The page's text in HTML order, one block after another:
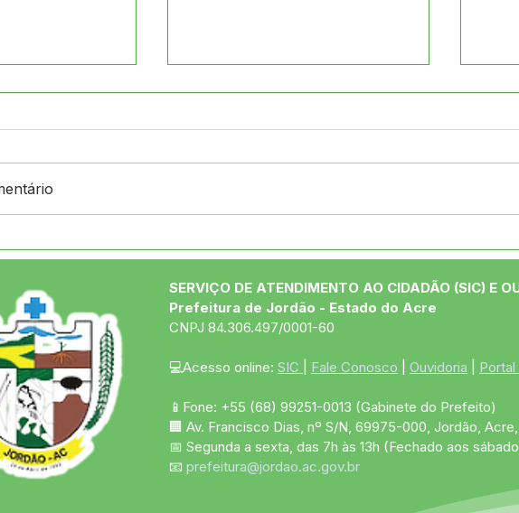
famílias
para o
em Brasília, deputada
visita Jordão para alocar
recursos de emendas
SERVIÇO DE ATENDIMENTO AO CIDADÃO (SIC) E
Prefeitura de Jordão - Estado do Acre
CNPJ 84.306.497/0001-60
💻Acesso online: SIC Fale Conosco Ouvidoria
📱Fone: +55 (68) 99251-0013 (Gabinete do Prefeito)
🏢 Av. Francisco Dias, nº S/N, 69975-000, Jordão,
📅 Segunda a sexta, das 7h às 13h (Fechado aos
📧 prefeitura@jordao.ac.gov.br